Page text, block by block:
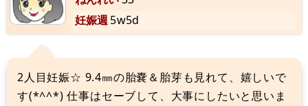
妊娠週5w5d
2人目妊娠☆ 9.4㎜の胎嚢＆胎芽も見れて、嬉しいで
す(*^^*) 仕事はセーブして、大事にしたいと思いま